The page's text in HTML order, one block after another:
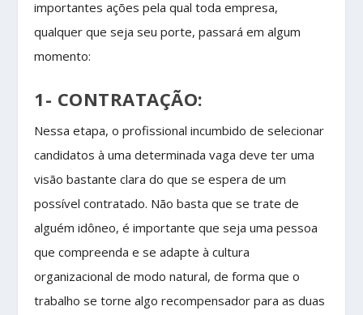
importantes ações pela qual toda empresa,
qualquer que seja seu porte, passará em algum
momento:
1- CONTRATAÇÃO:
Nessa etapa, o profissional incumbido de selecionar
candidatos à uma determinada vaga deve ter uma
visão bastante clara do que se espera de um
possível contratado. Não basta que se trate de
alguém idôneo, é importante que seja uma pessoa
que compreenda e se adapte à cultura
organizacional de modo natural, de forma que o
trabalho se torne algo recompensador para as duas